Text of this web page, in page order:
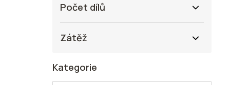
Počet dílů
Zátěž
Přeskočit
kategorie
Kategorie